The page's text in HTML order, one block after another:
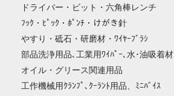
ドライバー・ビット・六角棒レンチ
ﾌｯｸ・ﾋﾟｯｸ・ﾎﾟﾝﾁ・けがき針
やすり・砥石・研磨材・ﾜｲﾔｰﾌﾞﾗｼ
部品洗浄用品､工業用ﾜｲﾊﾟｰ､水･油吸着材
オイル・グリース関連用品
工作機械用ｸﾗﾝﾌﾟ､ｸｰﾗﾝﾄ用品、ﾐﾆﾊﾞｲｽ